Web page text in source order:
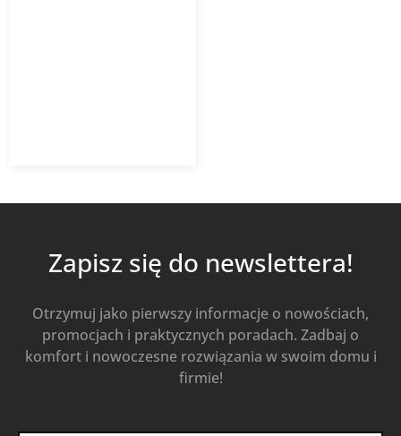
Zapisz się do newslettera!
Otrzymuj jako pierwszy informacje o nowościach,
promocjach i praktycznych poradach. Zadbaj o
komfort i nowoczesne rozwiązania w swoim domu i
firmie!